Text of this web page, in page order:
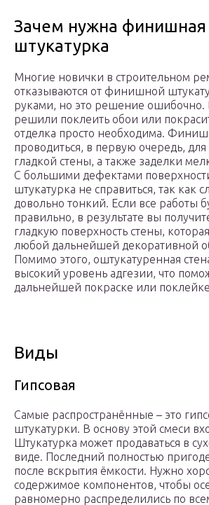
Зачем нужна финишная
штукатурка
Многие новички в строительном
отказываются от финишной
руками, но это решение ошибочно.
решили поклеить обои или
отделка просто необходима.
проводиться, в первую очередь, для
гладкой стены, а также заделки
С большими дефектами
штукатурка не справиться, так как
довольно тонкий. Если все работы
правильно, в результате вы
гладкую поверхность стены,
любой дальнейшей декоративной
Помимо этого, оштукатуренная
высокий уровень адгезии, что
дальнейшей покраске или
Виды
Гипсовая
Самые распространённые – это
штукатурки. В основу этой смеси
Штукатурка может продаваться в
виде. Последний полностью
после вскрытия ёмкости. Нужно
содержимое компонентов, чтобы
равномерно распределились по